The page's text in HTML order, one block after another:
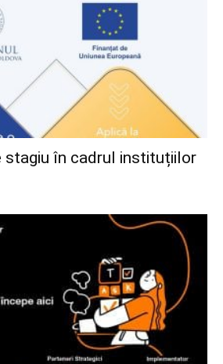
stagiu în cadrul instituțiilor